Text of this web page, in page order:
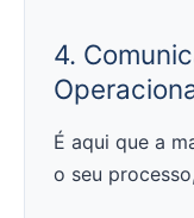
4.
É aqui que a
o seu